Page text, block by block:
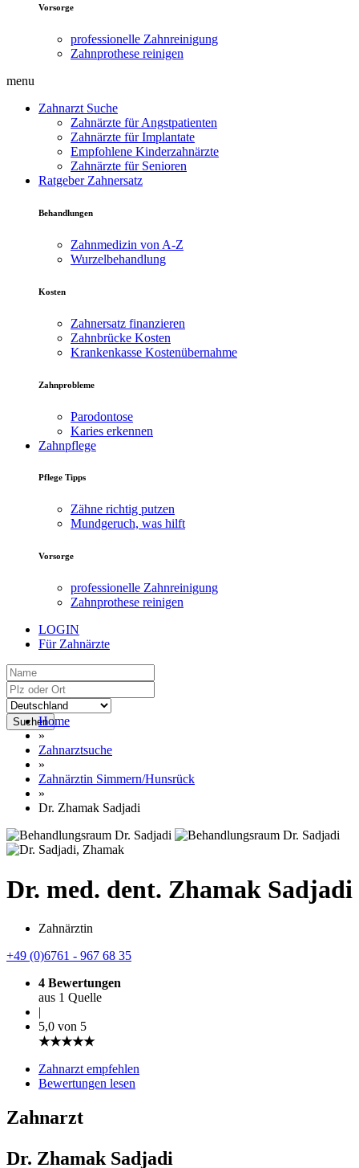
Vorsorge
professionelle Zahnreinigung
Zahnprothese reinigen
menu
Zahnarzt Suche
Zahnärzte für Angstpatienten
Zahnärzte für Implantate
Empfohlene Kinderzahnärzte
Zahnärzte für Senioren
Ratgeber Zahnersatz
Behandlungen
Zahnmedizin von A-Z
Wurzelbehandlung
Kosten
Zahnersatz finanzieren
Zahnbrücke Kosten
Krankenkasse Kostenübernahme
Zahnprobleme
Parodontose
Karies erkennen
Zahnpflege
Pflege Tipps
Zähne richtig putzen
Mundgeruch, was hilft
Vorsorge
professionelle Zahnreinigung
Zahnprothese reinigen
LOGIN
Für Zahnärzte
SuchenHome
»
Zahnarztsuche
»
Zahnärztin Simmern/Hunsrück
»
Dr. Zhamak Sadjadi
Dr. med. dent. Zhamak Sadjadi
Zahnärztin
+49 (0)6761 - 967 68 35
4 Bewertungen
aus 1 Quelle
|
5,0 von 5
★★★★★
Zahnarzt empfehlen
Bewertungen lesen
Zahnarzt
Dr. Zhamak Sadjadi